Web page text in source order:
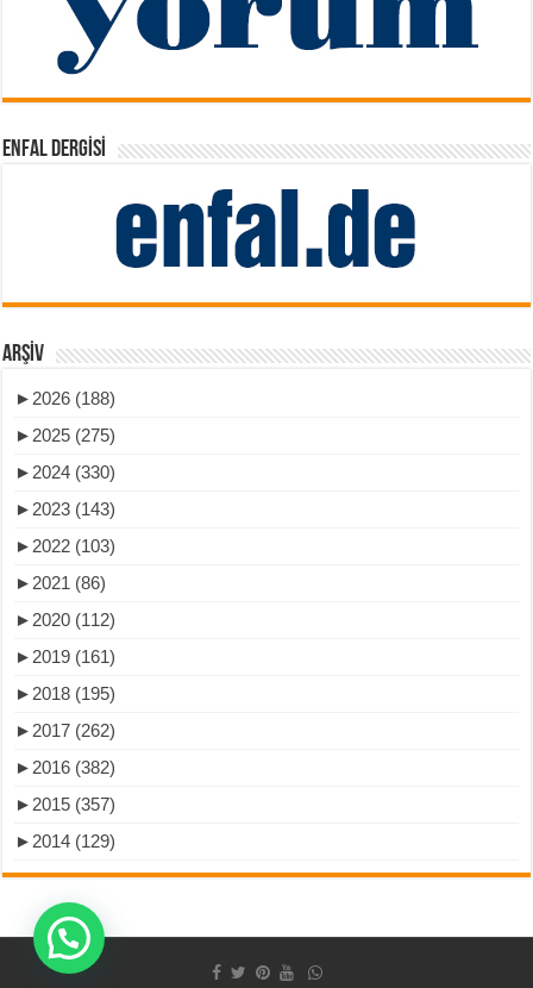
ENFAL DERGISI
ARŞIV
► 2026 (188)
► 2025 (275)
► 2024 (330)
► 2023 (143)
► 2022 (103)
► 2021 (86)
► 2020 (112)
► 2019 (161)
► 2018 (195)
► 2017 (262)
► 2016 (382)
► 2015 (357)
► 2014 (129)